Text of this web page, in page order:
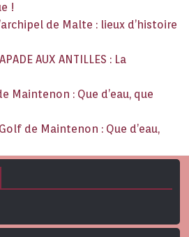
!
de Malte : lieux d’histoire
AUX ANTILLES : La
Maintenon : Que d’eau, que
Golf de Maintenon : Que d’eau,